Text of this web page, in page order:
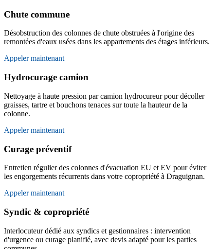
Chute commune
Désobstruction des colonnes de chute obstruées à l'origine des
remontées d'eaux usées dans les appartements des étages inférieurs.
Appeler maintenant
Hydrocurage camion
Nettoyage à haute pression par camion hydrocureur pour décoller
graisses, tartre et bouchons tenaces sur toute la hauteur de la
colonne.
Appeler maintenant
Curage préventif
Entretien régulier des colonnes d'évacuation EU et EV pour éviter
les engorgements récurrents dans votre copropriété à Draguignan.
Appeler maintenant
Syndic & copropriété
Interlocuteur dédié aux syndics et gestionnaires : intervention
d'urgence ou curage planifié, avec devis adapté pour les parties